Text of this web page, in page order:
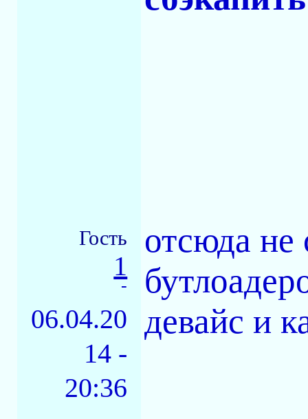
Гость
1
-
06.04.20
14 -
20:36
отсюда
девайс и